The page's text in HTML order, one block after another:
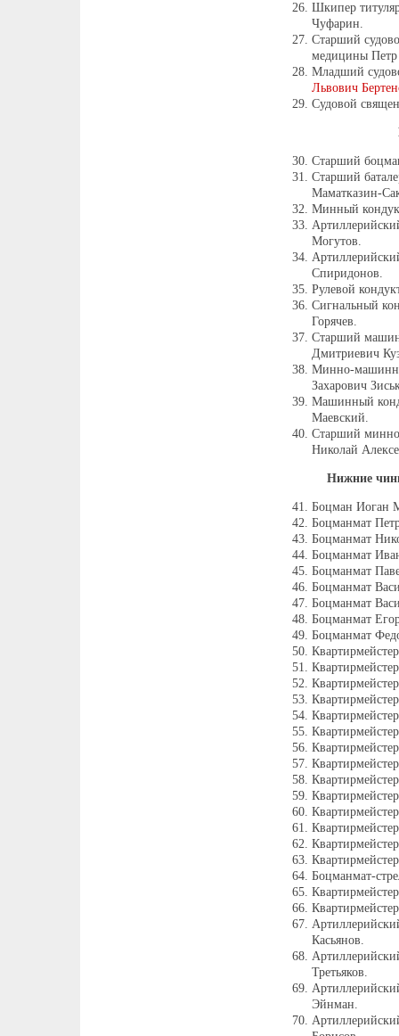
Шкипер
Чуфарин.
Старший
медицины
Младший
Львович
Судовой
Старший
Старший
Маматказин-
Минный
Могутов.
Спиридонов.
Рулевой
Сигнальный
Горячев.
Старший
Дмитриевич
Минно-
Захарович
Машинный
Маевский.
Старший
Николай
Нижние
Боцман Иоган
Боцманмат
Боцманмат
Боцманмат
Боцманмат
Боцманмат
Боцманмат
Боцманмат
Боцманмат
Боцманмат-
Касьянов.
Третьяков.
Эйнман.